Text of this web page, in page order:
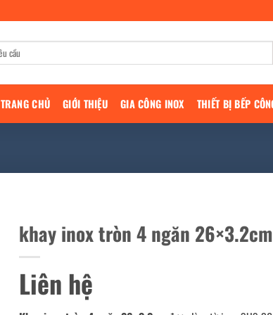
TRANG CHỦ GIỚI THIỆU GIA CÔNG INOX THIẾT BỊ BẾP
khay inox tròn 4 ngăn 26×3.2cm
Liên hệ